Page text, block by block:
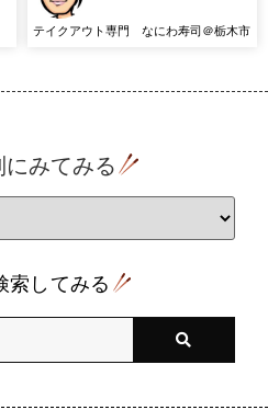
テイクアウト専門 なにわ寿司＠栃木市
みてみる
索してみる